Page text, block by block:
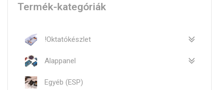
Termék-kategóriák
!Oktatókészlet
Alappanel
Egyéb (ESP)